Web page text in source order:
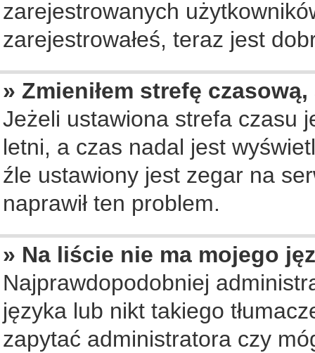
zarejestrowanych
zarejestrowałeś, teraz jest
» Zmieniłem strefę
Jeżeli ustawiona strefa czasu
letni, a czas nadal jest
źle ustawiony jest zegar na
naprawił ten problem.
» Na liście nie ma mojego
Najprawdopodobniej
języka lub nikt takiego
zapytać administratora czy